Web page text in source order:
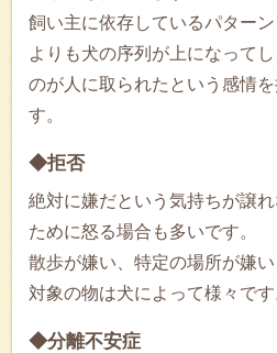
飼い主に依存しているパター
よりも犬の序列が上になって
のが人に取られたという感情
す。
◆拒否
絶対に嫌だという気持ちが譲
ために怒る場合も多いです。
散歩が嫌い、特定の場所が嫌
対象の物は犬によって様々です
◆分離不安症